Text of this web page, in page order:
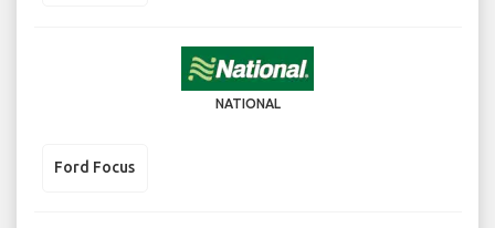
NATIONAL
Ford Focus